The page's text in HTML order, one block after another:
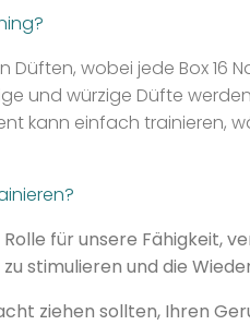
Düften, wobei jede Box
und würzige Düfte
kann einfach trainieren,
für unsere Fähigkeit,
stimulieren und die
ziehen sollten, Ihren